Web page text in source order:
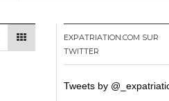
EXPATRIATION.COM SUR
TWITTER
Tweets by